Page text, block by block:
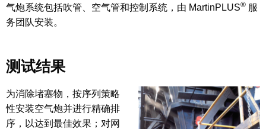
气炮系统包括吹管、空气管和控制系统，由 MartinPLUS® 服
务团队安装。
测试结果
为消除堵塞物，按序列策略
性安装空气炮并进行精确排
序，以达到最佳效果；对网